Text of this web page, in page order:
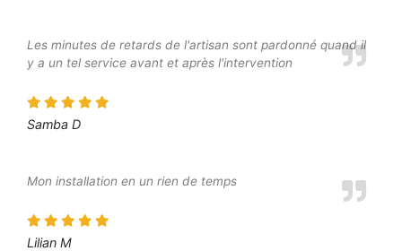
Les minutes de retards de l'artisan sont pardonné quand il
y a un tel service avant et après l'intervention
Samba D
Mon installation en un rien de temps
Lilian M